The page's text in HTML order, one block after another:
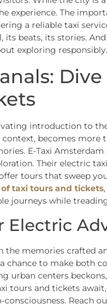
experience. The
a reliable taxi
its beats, its stories.
exploring responsibly.
introduction to
becomes
E-Taxi
Their electric
tours that sweep
taxi tours and tickets
journeys while
Electric
the memories crafted
chance to make both
urban centers
tours and tickets
Reach